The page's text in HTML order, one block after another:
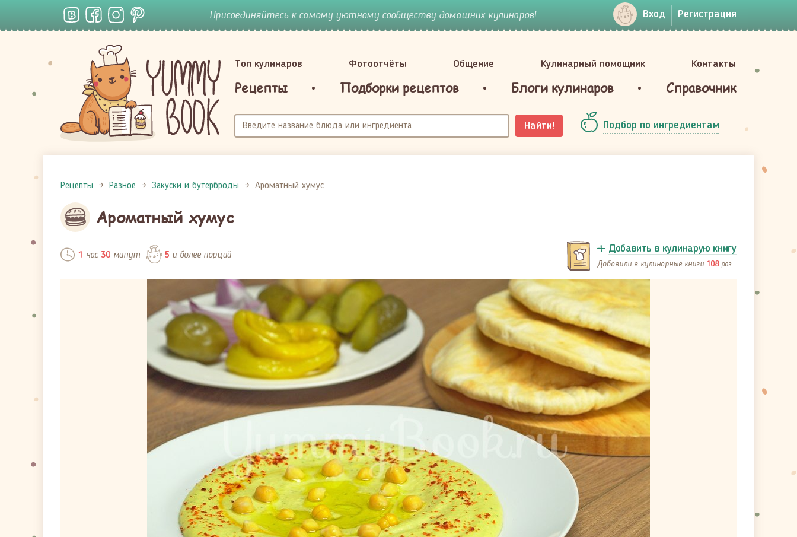
Присоединяйтесь к самому уютному сообществу домашних кулинаров! Вход Регистрация
Топ кулинаров Фотоотчёты Общение Кулинарный помощник Контакты
Рецепты Подборки рецептов Блоги кулинаров Справочник
Найти! Подбор по ингредиентам
Рецепты Разное Закуски и бутерброды Ароматный хумус
Ароматный хумус
1 час 30минут 5 и более порций Добавить в кулинарую книгу
Добавили в кулинарные книги 108 раз